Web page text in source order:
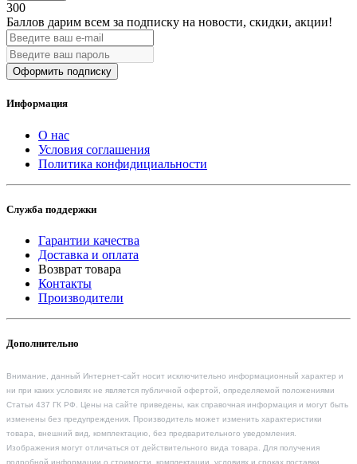
300
Баллов дарим всем за подписку на новости, скидки, акции!
Оформить подписку
Информация
О нас
Условия соглашения
Политика конфидициальности
Служба поддержки
Гарантии качества
Доставка и оплата
Возврат товара
Контакты
Производители
Дополнительно
Внимание, данный Интернет-сайт носит исключительно информационный характер и
ни при каких условиях не является публичной офертой, определяемой положениями
Статьи 437 ГК РФ. Цены на сайте приведены, как справочная информация и могут быть
изменены без предупреждения. Производитель может изменить характеристики
товара, внешний вид, комплектацию, без предварительного уведомления.
Изображения могут отличаться от действительного вида товара. Для получения
подробной информации о стоимости, комплектации, условиях и сроках поставки